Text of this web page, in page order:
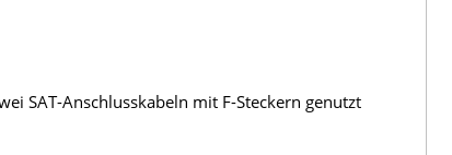
SAT-Anschlusskabeln mit F-Steckern genutzt